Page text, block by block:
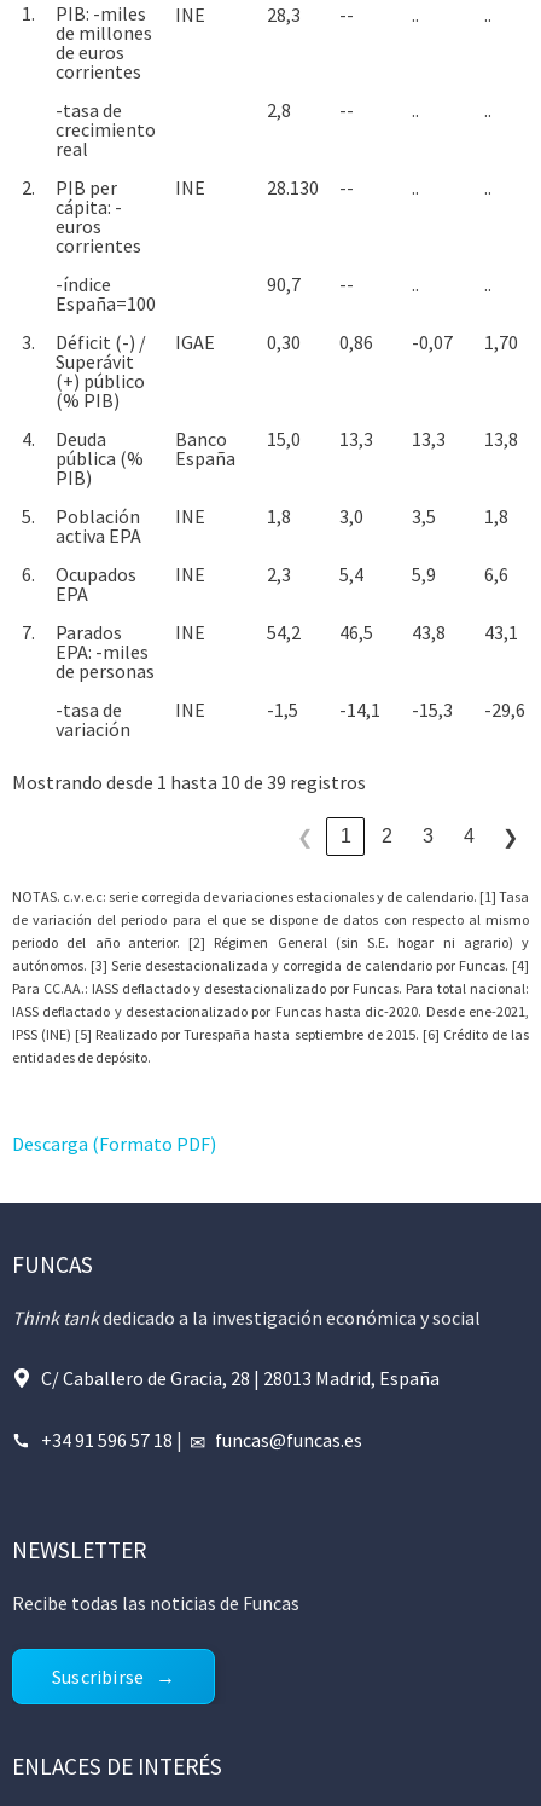
1.
PIB: -miles
de millones
de euros
corrientes
INE 28,3 -- .. ..
-tasa de
crecimiento
real
2,8 -- .. ..
2.
PIB per
cápita: -
euros
corrientes
INE 28.130 -- .. ..
-índice
España=100
90,7 -- .. ..
3.
Déficit (-) /
Superávit
(+) público
(% PIB)
IGAE 0,30 0,86 -0,07 1,70
4.
Deuda
pública (%
PIB)
Banco
España
15,0 13,3 13,3 13,8
5.
Población
activa EPA
INE 1,8 3,0 3,5 1,8
6.
Ocupados
EPA
INE 2,3 5,4 5,9 6,6
7.
Parados
EPA: -miles
de personas
INE 54,2 46,5 43,8 43,1
-tasa de
variación
INE -1,5 -14,1 -15,3 -29,6
Mostrando desde 1 hasta 10 de 39 registros
❮ 1 2 3 4 ❯
NOTAS. c.v.e.c: serie corregida de variaciones estacionales y de calendario. [1] Tasa
de variación del periodo para el que se dispone de datos con respecto al mismo
periodo del año anterior. [2] Régimen General (sin S.E. hogar ni agrario) y
autónomos. [3] Serie desestacionalizada y corregida de calendario por Funcas. [4]
Para CC.AA.: IASS deflactado y desestacionalizado por Funcas. Para total nacional:
IASS deflactado y desestacionalizado por Funcas hasta dic-2020. Desde ene-2021,
IPSS (INE) [5] Realizado por Turespaña hasta septiembre de 2015. [6] Crédito de las
entidades de depósito.
Descarga (Formato PDF)
FUNCAS
Think tankdedicado a la investigación económica y social
C/ Caballero de Gracia, 28 | 28013 Madrid, España
+34 91 596 57 18 | funcas@funcas.es
NEWSLETTER
Recibe todas las noticias de Funcas
Suscribirse
ENLACES DE INTERÉS